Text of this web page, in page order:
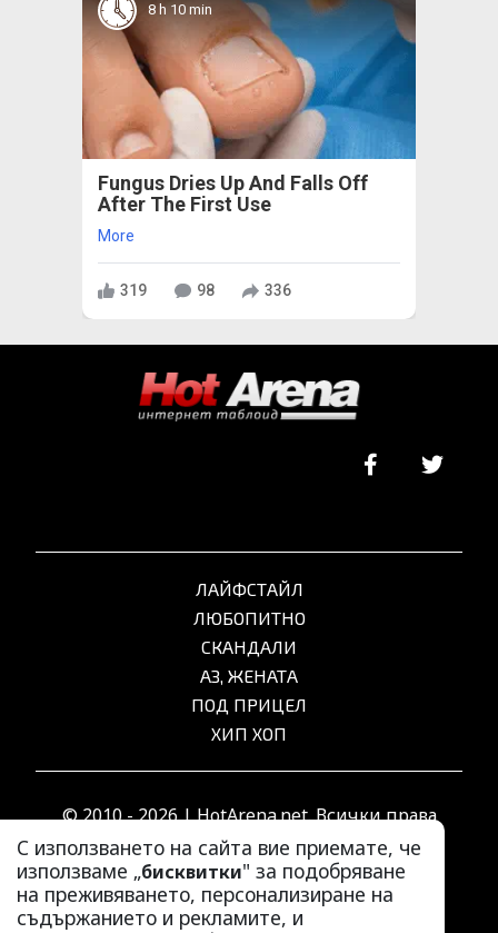
8 h 10 min
Fungus Dries Up And Falls Off
After The First Use
More
319 98 336
С използването на сайта вие приемате, че
използваме „бисквитки" за подобряване
на преживяването, персонализиране на
съдържанието и рекламите, и
ЛАЙФСТАЙЛ
ЛЮБОПИТНО
СКАНДАЛИ
АЗ, ЖЕНАТА
ПОД ПРИЦЕЛ
ХИП ХОП
© 2010 - 2026 | HotArena.net. Всички права
запазени.
РЕКЛАМА